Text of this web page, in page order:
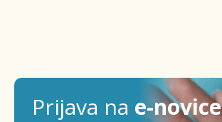
Prijava na e-novice